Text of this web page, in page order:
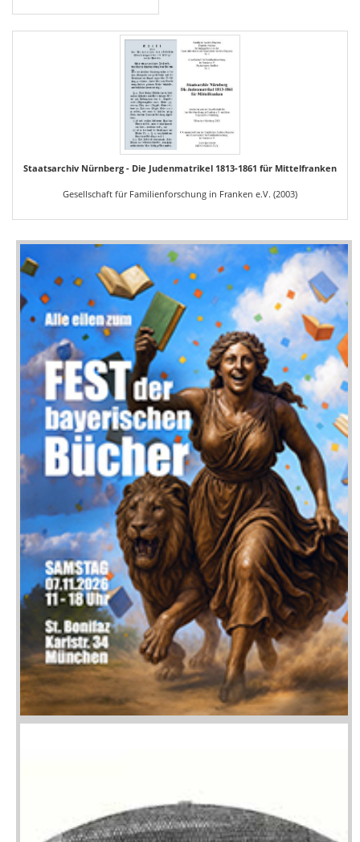
Staatsarchiv Nürnberg - Die Judenmatrikel 1813-1861 für Mittelfranken
Gesellschaft für Familienforschung in Franken e.V. (2003)